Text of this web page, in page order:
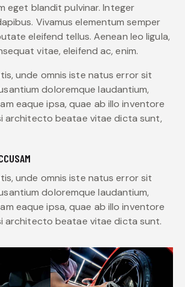
eget blandit pulvinar. Integer
Vivamus elementum semper
eleifend tellus. Aenean leo ligula,
vitae, eleifend ac, enim.
unde omnis iste natus error sit
doloremque laudantium,
eaque ipsa, quae ab illo inventore
architecto beatae vitae dicta sunt,
unde omnis iste natus error sit
doloremque laudantium,
eaque ipsa, quae ab illo inventore
architecto beatae vitae dicta sunt.